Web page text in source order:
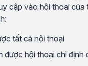
cập vào hội thoại của
tất cả hội thoại
được hội thoại chỉ định